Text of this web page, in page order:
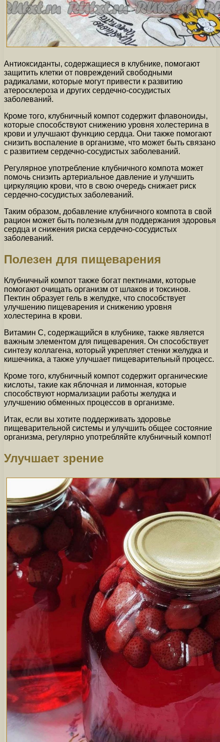
Антиоксиданты, содержащиеся в клубнике, помогают
защитить клетки от повреждений свободными
радикалами, которые могут привести к развитию
атеросклероза и других сердечно-сосудистых
заболеваний.
Кроме того, клубничный компот содержит флавоноиды,
которые способствуют снижению уровня холестерина в
крови и улучшают функцию сердца. Они также помогают
снизить воспаление в организме, что может быть связано
с развитием сердечно-сосудистых заболеваний.
Регулярное употребление клубничного компота может
помочь снизить артериальное давление и улучшить
циркуляцию крови, что в свою очередь снижает риск
сердечно-сосудистых заболеваний.
Таким образом, добавление клубничного компота в свой
рацион может быть полезным для поддержания здоровья
сердца и снижения риска сердечно-сосудистых
заболеваний.
Полезен для пищеварения
Клубничный компот также богат пектинами, которые
помогают очищать организм от шлаков и токсинов.
Пектин образует гель в желудке, что способствует
улучшению пищеварения и снижению уровня
холестерина в крови.
Витамин С, содержащийся в клубнике, также является
важным элементом для пищеварения. Он способствует
синтезу коллагена, который укрепляет стенки желудка и
кишечника, а также улучшает пищеварительный процесс.
Кроме того, клубничный компот содержит органические
кислоты, такие как яблочная и лимонная, которые
способствуют нормализации работы желудка и
улучшению обменных процессов в организме.
Итак, если вы хотите поддерживать здоровье
пищеварительной системы и улучшить общее состояние
организма, регулярно употребляйте клубничный компот!
Улучшает зрение